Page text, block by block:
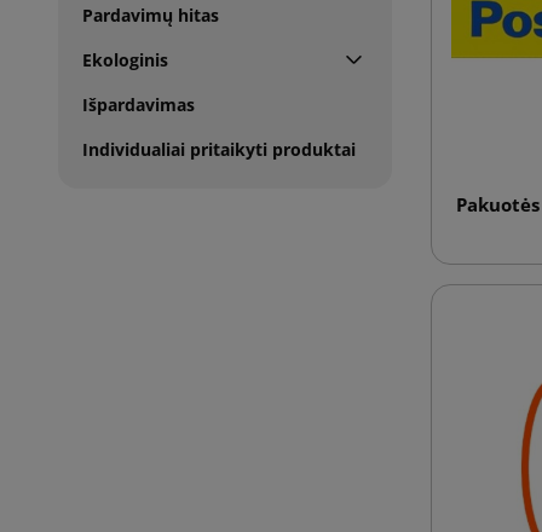
Pardavimų hitas
Ekologinis
Išpardavimas
Individualiai pritaikyti produktai